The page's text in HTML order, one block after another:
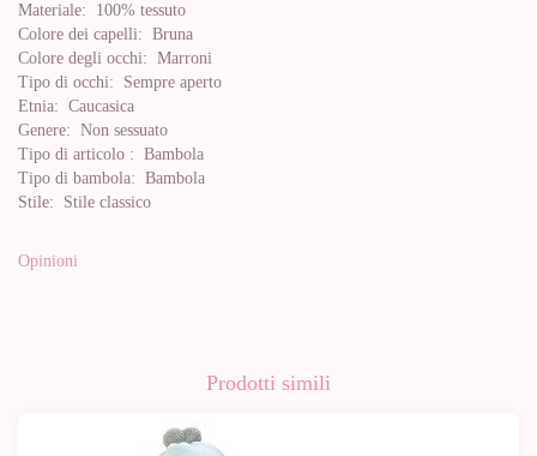
Materiale: 100% tessuto
Colore dei capelli: Bruna
Colore degli occhi: Marroni
Tipo di occhi: Sempre aperto
Etnia: Caucasica
Genere: Non sessuato
Tipo di articolo : Bambola
Tipo di bambola: Bambola
Stile: Stile classico
Opinioni
Prodotti simili